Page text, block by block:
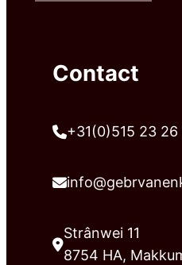
Contact
+31(0)515 23 26
Strânwei 11
8754 HA,